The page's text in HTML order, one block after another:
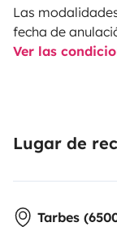
Las
fecha de
Ver las
Lugar de
Tarbes